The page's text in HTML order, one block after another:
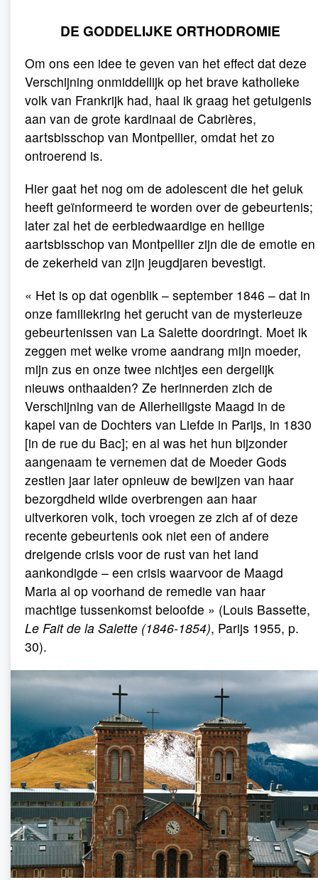
DE GODDELIJKE ORTHODROMIE
Om ons een idee te geven van het effect dat deze
Verschijning onmiddellijk op het brave katholieke
volk van Frankrijk had, haal ik graag het getuigenis
aan van de grote kardinaal de Cabrières,
aartsbisschop van Montpellier, omdat het zo
ontroerend is.
Hier gaat het nog om de adolescent die het geluk
heeft geïnformeerd te worden over de gebeurtenis;
later zal het de eerbiedwaardige en heilige
aartsbisschop van Montpellier zijn die de emotie en
de zekerheid van zijn jeugdjaren bevestigt.
« Het is op dat ogenblik – september 1846 – dat in
onze familiekring het gerucht van de mysterieuze
gebeurtenissen van La Salette doordringt. Moet ik
zeggen met welke vrome aandrang mijn moeder,
mijn zus en onze twee nichtjes een dergelijk
nieuws onthaalden? Ze herinnerden zich de
Verschijning van de Allerheiligste Maagd in de
kapel van de Dochters van Liefde in Parijs, in 1830
[in de rue du Bac]; en al was het hun bijzonder
aangenaam te vernemen dat de Moeder Gods
zestien jaar later opnieuw de bewijzen van haar
bezorgdheid wilde overbrengen aan haar
uitverkoren volk, toch vroegen ze zich af of deze
recente gebeurtenis ook niet een of andere
dreigende crisis voor de rust van het land
aankondigde – een crisis waarvoor de Maagd
Maria al op voorhand de remedie van haar
machtige tussenkomst beloofde » (Louis Bassette,
Le Fait de la Salette (1846-1854), Parijs 1955, p.
30).